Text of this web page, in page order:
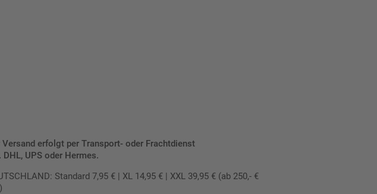
Versand erfolgt per Transport- oder Frachtdienst
DHL, UPS oder Hermes.
Standard 7,95 € | XL 14,95 € | XXL 39,95 € (ab 250,- €